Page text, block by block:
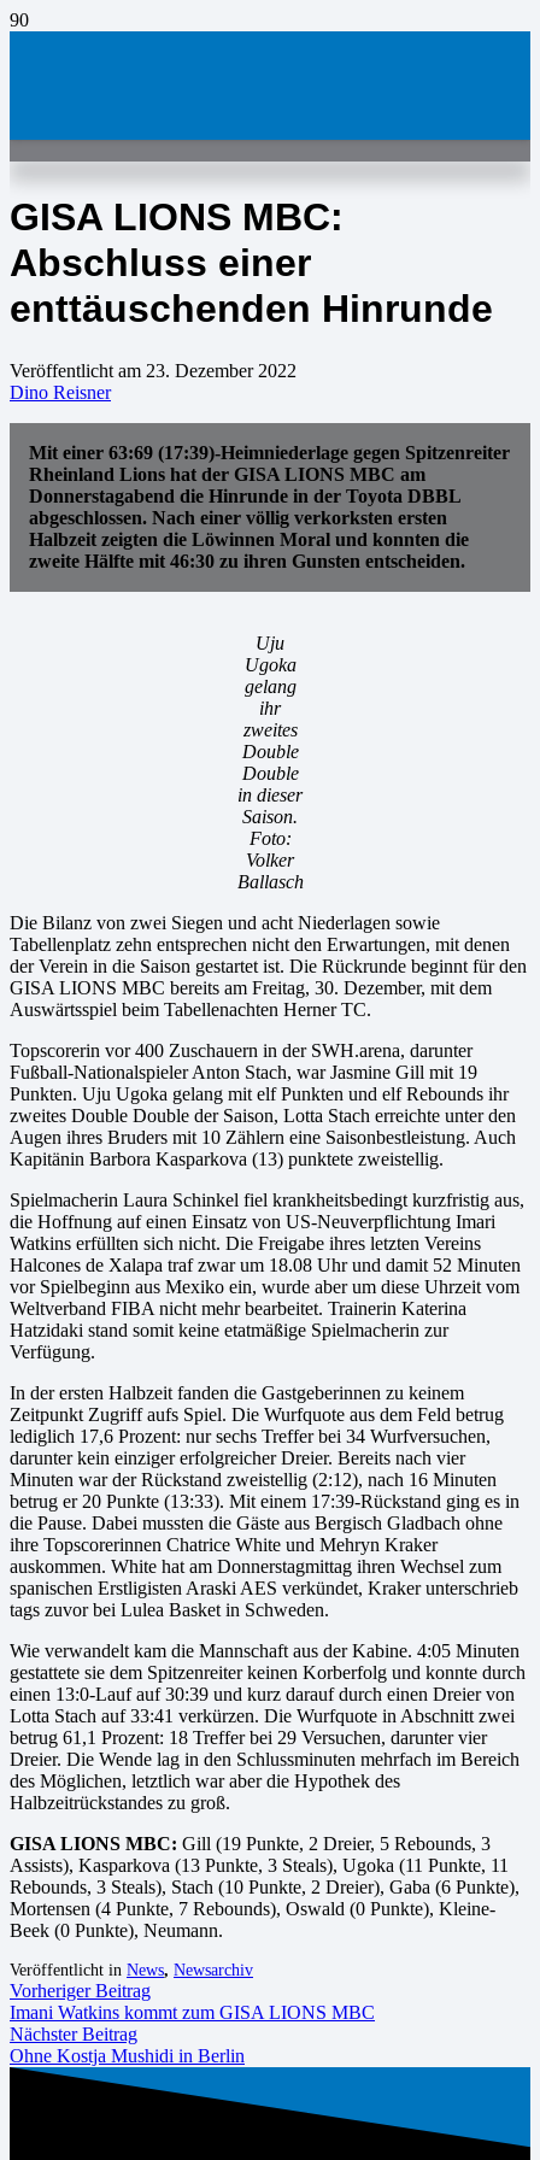
GISA LIONS MBC:
Abschluss einer
enttäuschenden Hinrunde
Veröffentlicht am 23. Dezember 2022
Dino Reisner
Mit einer 63:69 (17:39)-Heimniederlage gegen Spitzenreiter
Rheinland Lions hat der GISA LIONS MBC am
Donnerstagabend die Hinrunde in der Toyota DBBL
abgeschlossen. Nach einer völlig verkorksten ersten
Halbzeit zeigten die Löwinnen Moral und konnten die
zweite Hälfte mit 46:30 zu ihren Gunsten entscheiden.
Uju
Ugoka
gelang
ihr
zweites
Double
Double
in dieser
Saison.
Foto:
Volker
Ballasch
Die Bilanz von zwei Siegen und acht Niederlagen sowie
Tabellenplatz zehn entsprechen nicht den Erwartungen, mit denen
der Verein in die Saison gestartet ist. Die Rückrunde beginnt für den
GISA LIONS MBC bereits am Freitag, 30. Dezember, mit dem
Auswärtsspiel beim Tabellenachten Herner TC.
Topscorerin vor 400 Zuschauern in der SWH.arena, darunter
Fußball-Nationalspieler Anton Stach, war Jasmine Gill mit 19
Punkten. Uju Ugoka gelang mit elf Punkten und elf Rebounds ihr
zweites Double Double der Saison, Lotta Stach erreichte unter den
Augen ihres Bruders mit 10 Zählern eine Saisonbestleistung. Auch
Kapitänin Barbora Kasparkova (13) punktete zweistellig.
Spielmacherin Laura Schinkel fiel krankheitsbedingt kurzfristig aus,
die Hoffnung auf einen Einsatz von US-Neuverpflichtung Imari
Watkins erfüllten sich nicht. Die Freigabe ihres letzten Vereins
Halcones de Xalapa traf zwar um 18.08 Uhr und damit 52 Minuten
vor Spielbeginn aus Mexiko ein, wurde aber um diese Uhrzeit vom
Weltverband FIBA nicht mehr bearbeitet. Trainerin Katerina
Hatzidaki stand somit keine etatmäßige Spielmacherin zur
Verfügung.
In der ersten Halbzeit fanden die Gastgeberinnen zu keinem
Zeitpunkt Zugriff aufs Spiel. Die Wurfquote aus dem Feld betrug
lediglich 17,6 Prozent: nur sechs Treffer bei 34 Wurfversuchen,
darunter kein einziger erfolgreicher Dreier. Bereits nach vier
Minuten war der Rückstand zweistellig (2:12), nach 16 Minuten
betrug er 20 Punkte (13:33). Mit einem 17:39-Rückstand ging es in
die Pause. Dabei mussten die Gäste aus Bergisch Gladbach ohne
ihre Topscorerinnen Chatrice White und Mehryn Kraker
auskommen. White hat am Donnerstagmittag ihren Wechsel zum
spanischen Erstligisten Araski AES verkündet, Kraker unterschrieb
tags zuvor bei Lulea Basket in Schweden.
Wie verwandelt kam die Mannschaft aus der Kabine. 4:05 Minuten
gestattete sie dem Spitzenreiter keinen Korberfolg und konnte durch
einen 13:0-Lauf auf 30:39 und kurz darauf durch einen Dreier von
Lotta Stach auf 33:41 verkürzen. Die Wurfquote in Abschnitt zwei
betrug 61,1 Prozent: 18 Treffer bei 29 Versuchen, darunter vier
Dreier. Die Wende lag in den Schlussminuten mehrfach im Bereich
des Möglichen, letztlich war aber die Hypothek des
Halbzeitrückstandes zu groß.
GISA LIONS MBC: Gill (19 Punkte, 2 Dreier, 5 Rebounds, 3
Assists), Kasparkova (13 Punkte, 3 Steals), Ugoka (11 Punkte, 11
Rebounds, 3 Steals), Stach (10 Punkte, 2 Dreier), Gaba (6 Punkte),
Mortensen (4 Punkte, 7 Rebounds), Oswald (0 Punkte), Kleine-
Beek (0 Punkte), Neumann.
Veröffentlicht in News, Newsarchiv
Vorheriger Beitrag
Imani Watkins kommt zum GISA LIONS MBC
Nächster Beitrag
Ohne Kostja Mushidi in Berlin